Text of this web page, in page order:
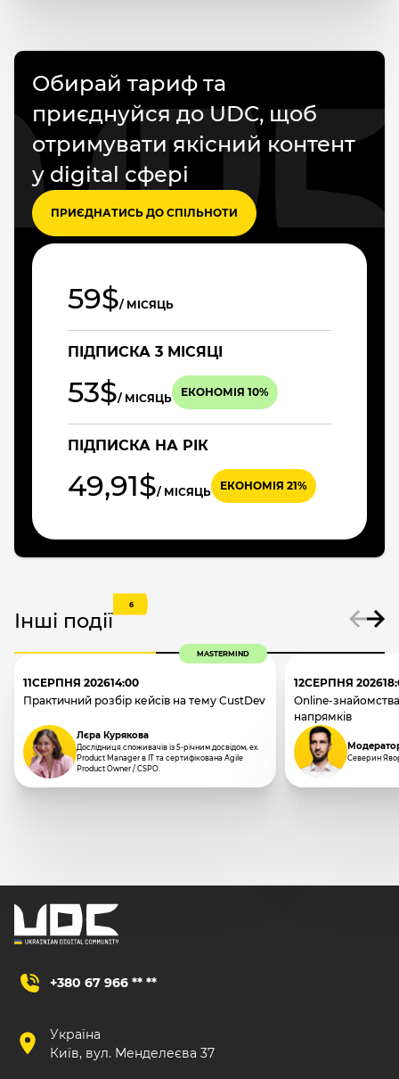
Обирай тариф та
приєднуйся до UDC, щоб
отримувати якісний контент
у digital сфері
ПРИЄДНАТИСЬ ДО СПІЛЬНОТИ
59$/ МІСЯЦЬ
ПІДПИСКА 3 МІСЯЦІ
53$/ МІСЯЦЬ ЕКОНОМІЯ 10%
ПІДПИСКА НА РІК
49,91$/ МІСЯЦЬ ЕКОНОМІЯ 21%
Інші події
6
MASTERMIND
11СЕРПНЯ 202614:00
Практичний розбір кейсів на тему CustDev
Лєра Курякова
Дослідниця споживачів із 5-річним досвідом, ex.
Product Manager в IT та сертифікована Agile
Product Owner / CSPO.
12СЕРПНЯ 2026
Online-
напрямків
Северин
+380 67 966 ** **
Україна
Київ, вул. Менделеєва 37